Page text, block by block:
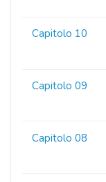
Capitolo 10
Capitolo 09
Capitolo 08